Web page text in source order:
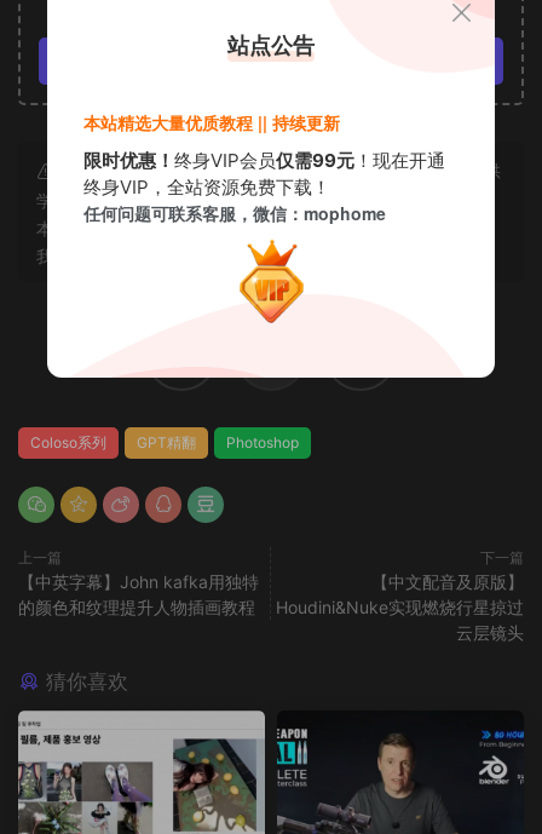
立即购买
声明：本站所有资源均为互联网收集而来和网友投稿，仅供
学习交流使用，如资源适合请购买正版体验更完善的服务；若
本站侵犯了您的合法权益，可联系我们删除，给您带来的不便
我们深表歉意。
Coloso系列 GPT精翻 Photoshop
上一篇
【中英字幕】John kafka用独特
的颜色和纹理提升人物插画教程
下一篇
【中文配音及原版】
Houdini&Nuke实现燃烧行星掠过
云层镜头
猜你喜欢
站点公告
本站精选大量优质教程 || 持续更新
限时优惠！ 终身VIP会员仅需99元 ！现在开通
终身VIP，全站资源免费下载！
任何问题可联系客服，微信：mophome